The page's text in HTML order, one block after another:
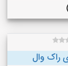
وال